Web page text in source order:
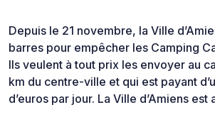
Depuis le 21 novembre, la Ville
barres pour empêcher les Camping
Ils veulent à tout prix les envoyer au
km du centre-ville et qui est payant
d’euros par jour. La Ville d’Amiens est